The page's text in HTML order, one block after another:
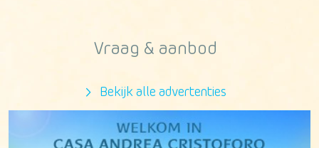
Vraag & aanbod
Bekijk alle advertenties